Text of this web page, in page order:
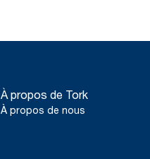
À propos de Tork
À propos de nous